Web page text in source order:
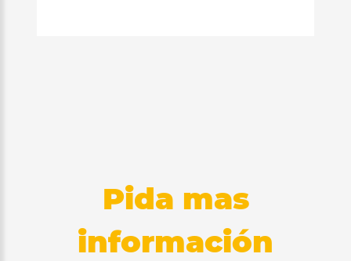
Pida mas
información